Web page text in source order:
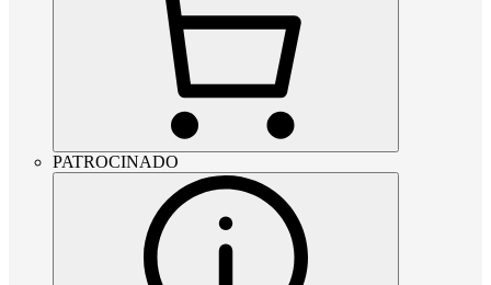
PATROCINADO